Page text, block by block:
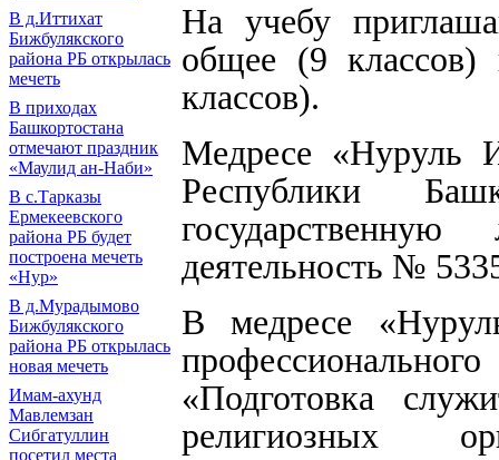
В д.Иттихат
Бижбулякского
района РБ открылась
мечеть
В приходах
Башкортостана
отмечают праздник
«Маулид ан-Наби»
В с.Тарказы
Ермекеевского
района РБ будет
построена мечеть
«Нур»
В д.Мурадымово
Бижбулякского
района РБ открылась
новая мечеть
Имам-ахунд
Мавлемзан
Сибгатуллин
посетил места
На учебу
общее (9 классов)
классов).
Медресе «Нуруль
Республики
деятельность №
В медресе
«Подготовка
религиозных